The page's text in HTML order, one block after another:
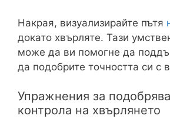
Накрая, визуализирайте пътя
докато хвърляте. Тази
може да ви помогне да
да подобрите точността си с
Упражнения за
контрола на хвърлянето